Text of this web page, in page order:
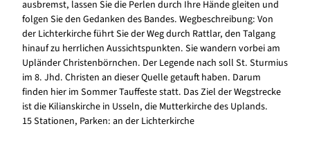
ausbremst, lassen Sie die Perlen durch Ihre Hände gleiten und
folgen Sie den Gedanken des Bandes. Wegbeschreibung: Von
der Lichterkirche führt Sie der Weg durch Rattlar, den Talgang
hinauf zu herrlichen Aussichtspunkten. Sie wandern vorbei am
Upländer Christenbörnchen. Der Legende nach soll St. Sturmius
im 8. Jhd. Christen an dieser Quelle getauft haben. Darum
finden hier im Sommer Tauffeste statt. Das Ziel der Wegstrecke
ist die Kilianskirche in Usseln, die Mutterkirche des Uplands.
15 Stationen, Parken: an der Lichterkirche